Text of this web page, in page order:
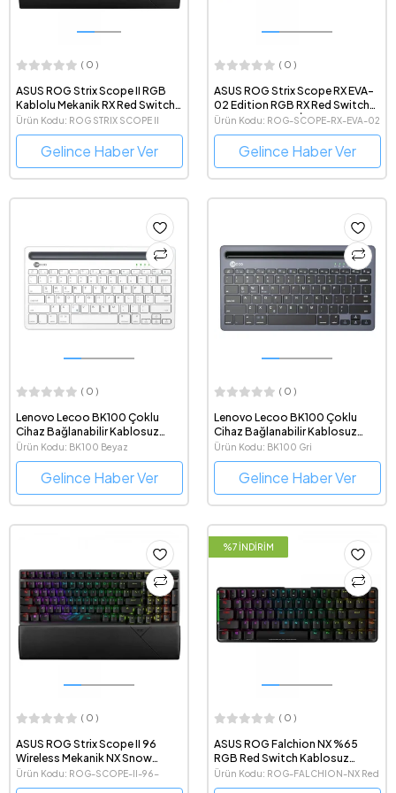
( 0 )
ASUS ROG Strix Scope II RGB
Kablolu Mekanik RX Red Switch
Türkçe Q Gaming Klavye
Ürün Kodu: ROG STRIX SCOPE II
RX/RXRD/TR/ABS
Gelince Haber Ver
( 0 )
ASUS ROG Strix Scope RX EVA-
02 Edition RGB RX Red Switch
Kablolu Mekanik İngilizce
Gaming Klavye
Ürün Kodu: ROG-SCOPE-RX-EVA-02
Gelince Haber Ver
( 0 )
Lenovo Lecoo BK100 Çoklu
Cihaz Bağlanabilir Kablosuz
Bluetooth Türkçe Q Beyaz
Klavye
Ürün Kodu: BK100 Beyaz
Gelince Haber Ver
( 0 )
Lenovo Lecoo BK100 Çoklu
Cihaz Bağlanabilir Kablosuz
Bluetooth Türkçe Q Gri Klavye
Ürün Kodu: BK100 Gri
Gelince Haber Ver
( 0 )
ASUS ROG Strix Scope II 96
Wireless Mekanik NX Snow
Switch Kablosuz Türkçe Q
Oyuncu Klavyesi
Ürün Kodu: ROG-SCOPE-II-96-
WIRELESS
%7 İNDİRİM
( 0 )
ASUS ROG Falchion NX %65
RGB Red Switch Kablosuz
Mekanik Türkçe Q TKL Gaming
Klavye
Ürün Kodu: ROG-FALCHION-NX Red